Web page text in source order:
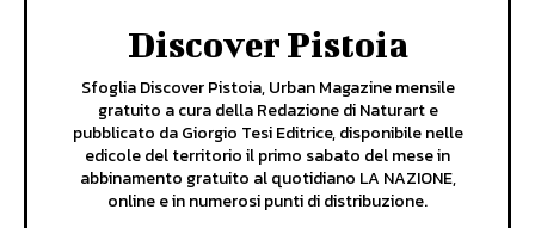
Discover Pistoia
Sfoglia Discover Pistoia, Urban Magazine mensile
gratuito a cura della Redazione di Naturart e
pubblicato da Giorgio Tesi Editrice, disponibile nelle
edicole del territorio il primo sabato del mese in
abbinamento gratuito al quotidiano LA NAZIONE,
online e in numerosi punti di distribuzione.